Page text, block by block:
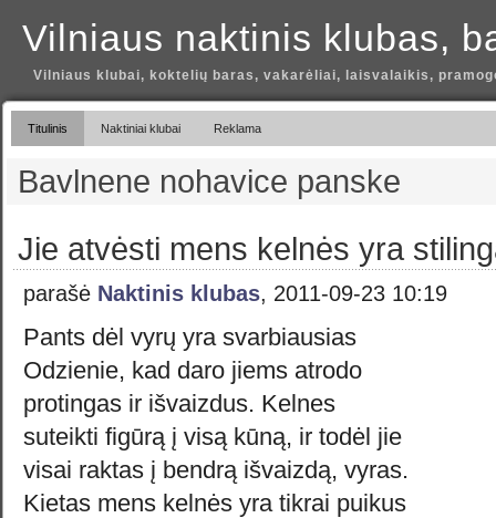
Vilniaus naktinis klubas,
Vilniaus klubai, koktelių baras, vakarėliai, laisvalaikis,
Titulinis Naktiniai klubai Reklama
Bavlnene nohavice panske
Jie atvėsti mens kelnės yra
parašė Naktinis klubas, 2011-09-23 10:19
Pants dėl vyrų yra svarbiausias
Odzienie, kad daro jiems atrodo
protingas ir išvaizdus. Kelnes
suteikti figūrą į visą kūną, ir todėl jie
visai raktas į bendrą išvaizdą, vyras.
Kietas mens kelnės yra tikrai puikus